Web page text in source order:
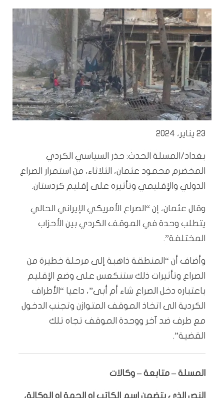
23 يناير، 2024
بغداد/المسلة الحدث: حذر السياسي الكردي
المخضرم محمود عثمان، الثلاثاء، من استمرار الصراع
الدولي والإقليمي وتأثيره على إقليم كردستان.
وقال عثمان، إن “الصراع الأمريكي الإيراني الحالي
يتطلب وحدة في الموقف الكردي بين الأحزاب
المختلفة”.
وأضاف أن “المنطقة ذاهبة إلى مرحلة خطيرة من
الصراع وتأثيرات ذلك ستنكعس على وضع الإقليم
باعتباره دخل الصراع شاء أم أبى”، داعيا “الأطراف
الكردية الى اتخاذ الموقف المتوازن وتجنب الدخول
مع طرف ضد آخر ووحدة الموقف تجاه تلك
القضية”.
المسلة – متابعة – وكالات
النص الذي يتضمن اسم الكاتب او الجهة او الوكالة،